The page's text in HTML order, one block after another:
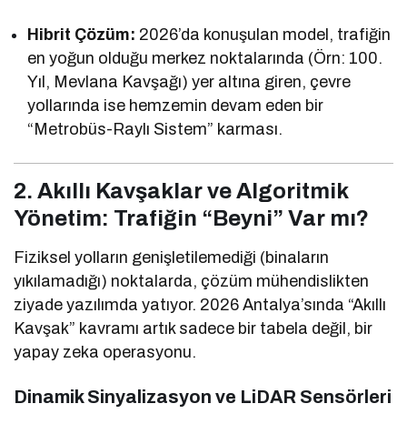
Hibrit Çözüm: 2026’da konuşulan model, trafiğin
en yoğun olduğu merkez noktalarında (Örn: 100.
Yıl, Mevlana Kavşağı) yer altına giren, çevre
yollarında ise hemzemin devam eden bir
“Metrobüs-Raylı Sistem” karması.
2. Akıllı Kavşaklar ve Algoritmik
Yönetim: Trafiğin “Beyni” Var mı?
Fiziksel yolların genişletilemediği (binaların
yıkılamadığı) noktalarda, çözüm mühendislikten
ziyade yazılımda yatıyor. 2026 Antalya’sında “Akıllı
Kavşak” kavramı artık sadece bir tabela değil, bir
yapay zeka operasyonu.
Dinamik Sinyalizasyon ve LiDAR Sensörleri